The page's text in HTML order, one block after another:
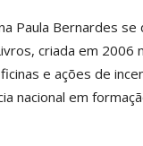
Paula Bernardes
criada em
e ações de
nacional em